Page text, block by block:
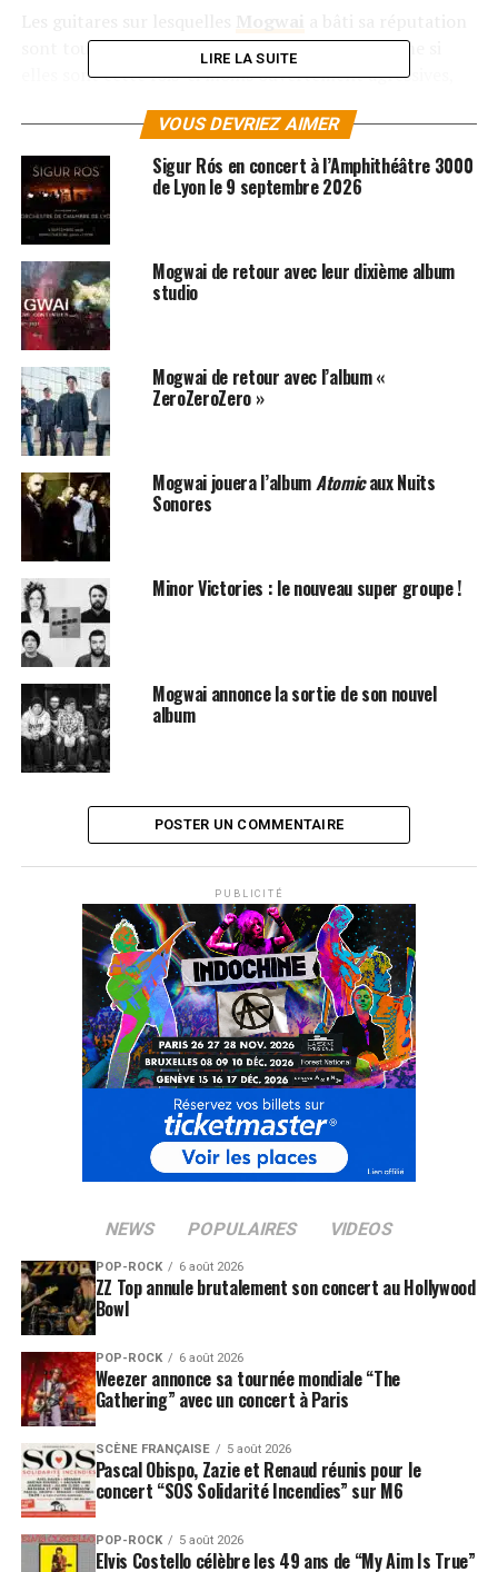
sont toujours présentes sur « Rave Tapes », même si
elles sont cette fois-ci moins ouvertement agressives,
somnambule,Heard About You Last Night, et le rictus
sonore deHexon Bogon.
Avec « Rave Tapes », la maîtrise du son et de l’espace de
Mogwai est résolument à son apogée.
les albums du groupe, rendez-vous sur
Amazon!
SUJETS ASSOCIÉS:
LIRE LA SUITE
VOUS DEVRIEZ AIMER
Sigur Rós en concert à l’Amphithéâtre 3000
de Lyon le 9 septembre 2026
Mogwai de retour avec leur dixième album
studio
Mogwai de retour avec l’album «
ZeroZeroZero »
Mogwai jouera l’albumAtomicaux Nuits
Sonores
Minor Victories : le nouveau super groupe !
Mogwai annonce la sortie de son nouvel
album
POSTER UN COMMENTAIRE
PUBLICITÉ
NEWS POPULAIRES VIDEOS
POP-ROCK 6 août 2026
ZZ Top annule brutalement son concert au Hollywood
Bowl
POP-ROCK 6 août 2026
Weezer annonce sa tournée mondiale “The
Gathering” avec un concert à Paris
SCÈNE FRANÇAISE 5 août 2026
Pascal Obispo, Zazie et Renaud réunis pour le
concert “SOS Solidarité Incendies” sur M6
POP-ROCK 5 août 2026
Elvis Costello célèbre les 49 ans de “My Aim Is True”